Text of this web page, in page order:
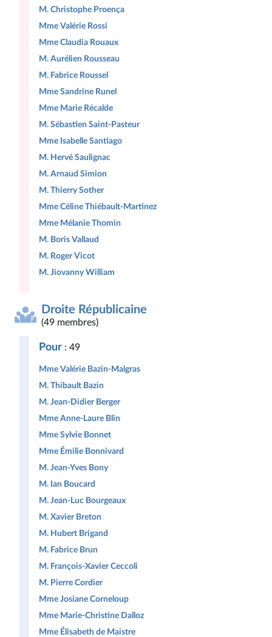
M. Christophe Proença
Mme Valérie Rossi
Mme Claudia Rouaux
M. Aurélien Rousseau
M. Fabrice Roussel
Mme Sandrine Runel
Mme Marie Récalde
M. Sébastien Saint-Pasteur
Mme Isabelle Santiago
M. Hervé Saulignac
M. Arnaud Simion
M. Thierry Sother
Mme Céline Thiébault-Martinez
Mme Mélanie Thomin
M. Boris Vallaud
M. Roger Vicot
M. Jiovanny William
Droite Républicaine
(49 membres)
Pour : 49
Mme Valérie Bazin-Malgras
M. Thibault Bazin
M. Jean-Didier Berger
Mme Anne-Laure Blin
Mme Sylvie Bonnet
Mme Émilie Bonnivard
M. Jean-Yves Bony
M. Ian Boucard
M. Jean-Luc Bourgeaux
M. Xavier Breton
M. Hubert Brigand
M. Fabrice Brun
M. François-Xavier Ceccoli
M. Pierre Cordier
Mme Josiane Corneloup
Mme Marie-Christine Dalloz
Mme Élisabeth de Maistre